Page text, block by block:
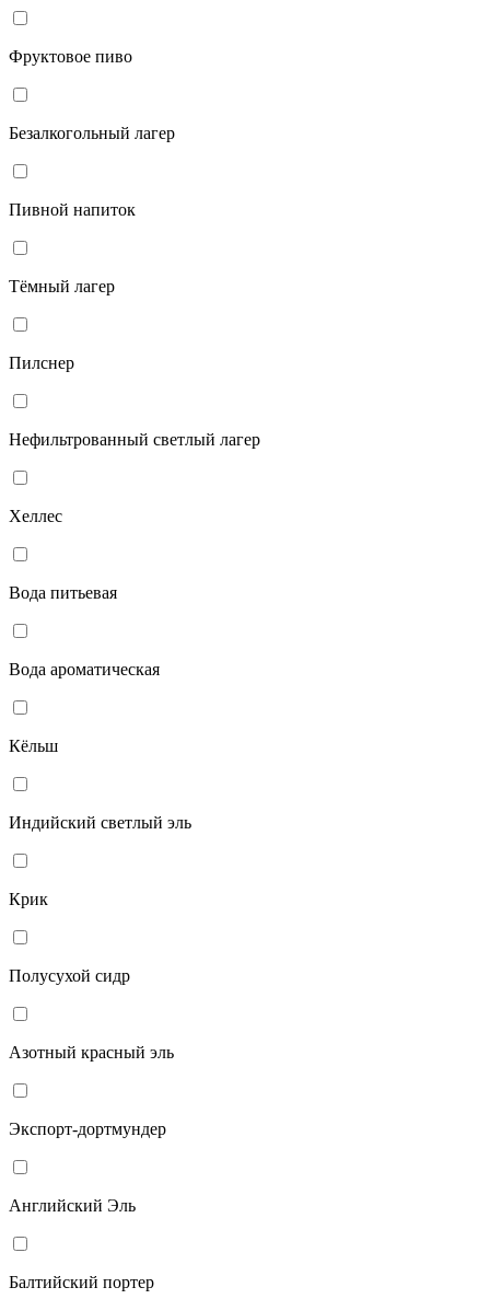
Фруктовое пиво
Безалкогольный лагер
Пивной напиток
Тёмный лагер
Пилснер
Нефильтрованный светлый лагер
Хеллес
Вода питьевая
Вода ароматическая
Кёльш
Индийский светлый эль
Крик
Полусухой сидр
Азотный красный эль
Экспорт-дортмундер
Английский Эль
Балтийский портер